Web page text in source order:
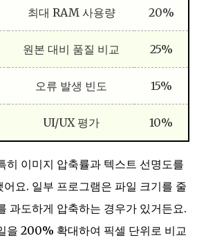
최대 RAM 사용량 20%
원본 대비 품질 비교 25%
오류 발생 빈도 15%
UI/UX 평가 10%
히 이미지 압축률과 텍스트 선명도를
요. 일부 프로그램은 파일 크기를 줄
과도하게 압축하는 경우가 있거든요.
을 200% 확대하여 픽셀 단위로 비교